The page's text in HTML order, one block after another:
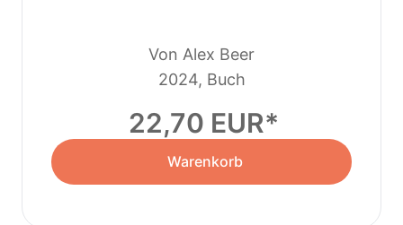
Von Alex Beer
2024, Buch
22,70 EUR
Warenkorb